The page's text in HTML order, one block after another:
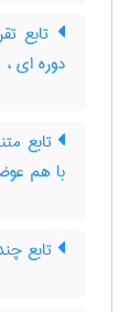
تابع
دوره ای ،
تابع
با هم
تابع